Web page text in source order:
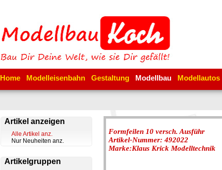
Home Modelleisenbahn Gestaltung Modellbau Modellautos
Artikel anzeigen
Alle Artikel anz.
Nur Neuheiten anz.
Artikelgruppen
Formfeilen 10 versch. Ausführ
Artikel-Nummer: 492022
Marke:Klaus Krick Modelltechnik